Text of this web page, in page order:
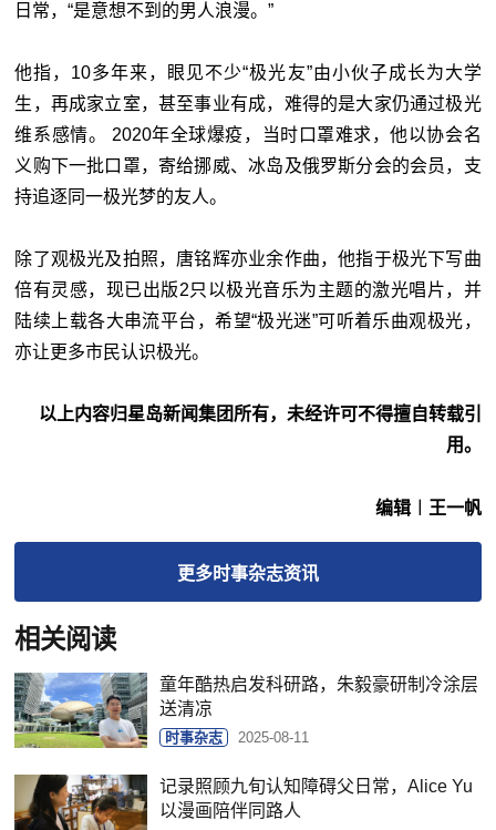
日常，“是意想不到的男人浪漫。”
他指，10多年来，眼见不少“极光友”由小伙子成长为大学
生，再成家立室，甚至事业有成，难得的是大家仍通过极光
维系感情。 2020年全球爆疫，当时口罩难求，他以协会名
义购下一批口罩，寄给挪威、冰岛及俄罗斯分会的会员，支
持追逐同一极光梦的友人。
除了观极光及拍照，唐铭辉亦业余作曲，他指于极光下写曲
倍有灵感，现已出版2只以极光音乐为主题的激光唱片，并
陆续上载各大串流平台，希望“极光迷”可听着乐曲观极光，
亦让更多市民认识极光。
以上内容归星岛新闻集团所有，未经许可不得擅自转载引
用。
编辑︱王一帆
更多时事杂志资讯
相关阅读
童年酷热启发科研路，朱毅豪研制冷涂层
送清凉
时事杂志 2025-08-11
记录照顾九旬认知障碍父日常，Alice Yu
以漫画陪伴同路人